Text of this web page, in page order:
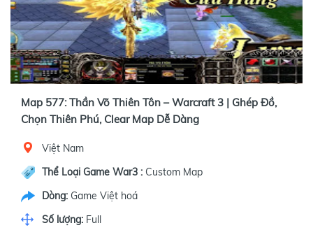
Map 577: Thần Võ Thiên Tôn – Warcraft 3 | Ghép Đồ,
Chọn Thiên Phú, Clear Map Dễ Dàng
Việt Nam
Thể Loại Game War3 : Custom Map
Dòng: Game Việt hoá
Số lượng: Full